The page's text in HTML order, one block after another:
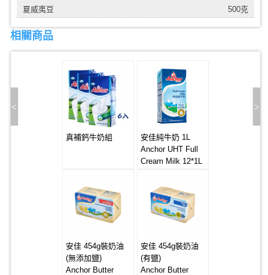
夏威夷豆
500克
相關商品
真補鈣牛奶組
安佳純牛奶 1L
Anchor UHT Full
Cream Milk 12*1L
安佳 454g裝奶油
(無添加鹽)
Anchor Butter
安佳 454g裝奶油
(有鹽)
Anchor Butter